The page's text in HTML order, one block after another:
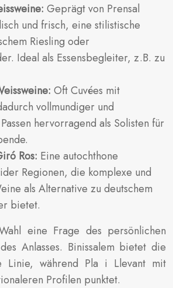
Geprägt von Prensal
und frisch, eine stilistische
Riesling oder
Ideal als Essensbegleiter, z.B. zu
Oft Cuvées mit
vollmundiger und
hervorragend als Solisten für
Ros: Eine autochthone
Regionen, die komplexe und
als Alternative zu deutschem
bietet.
eine Frage des persönlichen
Anlasses. Binissalem bietet die
Linie, während Pla i Llevant mit
Profilen punktet.